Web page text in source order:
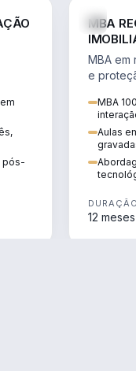
pós-
MBA
MBA em
e
rural.
MBA
Aulas
DURAÇÃO
12 meses